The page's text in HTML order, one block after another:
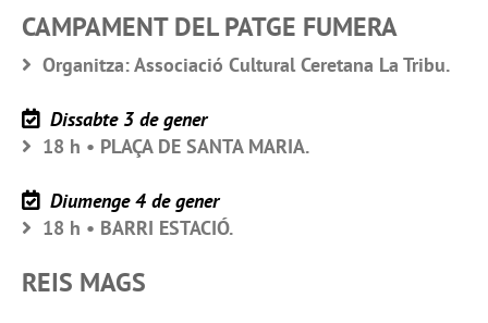
CAMPAMENT DEL PATGE FUMERA
Organitza: Associació Cultural Ceretana La Tribu.
Dissabte 3 de gener
18 h • PLAÇA DE SANTA MARIA.
Diumenge 4 de gener
18 h • BARRI ESTACIÓ.
REIS MAGS